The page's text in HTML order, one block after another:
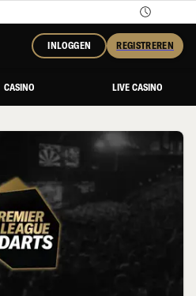
INLOGGEN REGISTREREN
CASINO LIVE CASINO